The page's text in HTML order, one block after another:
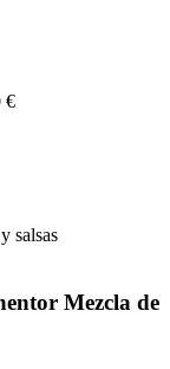
€
salsas
Mezcla de